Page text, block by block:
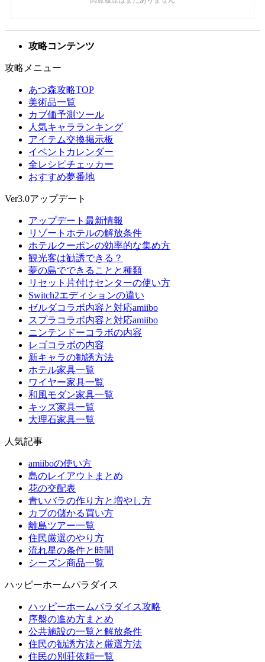
攻略コンテンツ
攻略メニュー
あつ森攻略TOP
美術品一覧
カブ価予測ツール
人気キャラランキング
アイテム交換掲示板
イベントカレンダー
全レシピチェッカー
おすすめ夢番地
Ver3.0アップデート
アップデート最新情報
リゾートホテルの解放条件
ホテルクーポンの効率的な集め方
観光客は勧誘できる？
夢の島でできることと種類
リセット片付けセンターの使い方
Switch2エディションの違い
ゼルダコラボ内容と対応amiibo
スプラコラボ内容と対応amiibo
ニンテンドーコラボの内容
レゴコラボの内容
新キャラの勧誘方法
ホテル家具一覧
ワイヤー家具一覧
和風モダン家具一覧
キッズ家具一覧
大理石家具一覧
人気記事
amiiboの使い方
島のレイアウトまとめ
花の交配表
青いバラの作り方と増やし方
カブの儲かる買い方
離島ツアー一覧
住民厳選のやり方
流れ星の条件と時間
シーズン商品一覧
ハッピーホームパラダイス
ハッピーホームパラダイス攻略
序盤の進め方まとめ
公共施設の一覧と解放条件
住民の勧誘方法と厳選方法
住民の別荘依頼一覧